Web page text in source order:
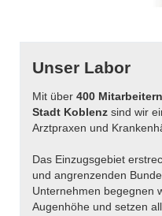
Unser Labor
Mit über 400
Stadt Koblenz sind wir
Arztpraxen und
Das Einzugsgebiet
und angrenzenden
Unternehmen begegnen
Augenhöhe und setzen